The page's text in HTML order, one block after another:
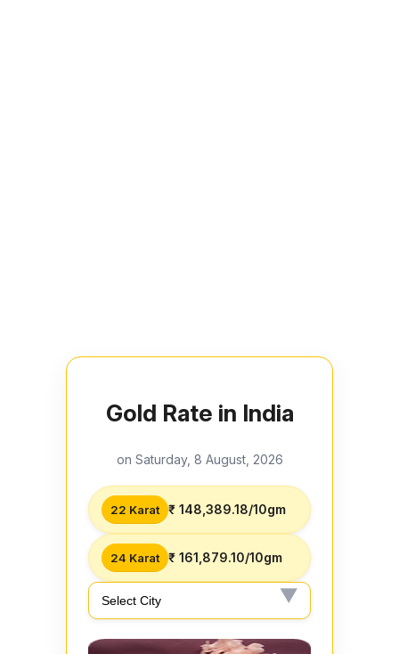
Gold Rate in India
on Saturday, 8 August, 2026
22 Karat ₹ 148,389.18/10gm
24 Karat ₹ 161,879.10/10gm